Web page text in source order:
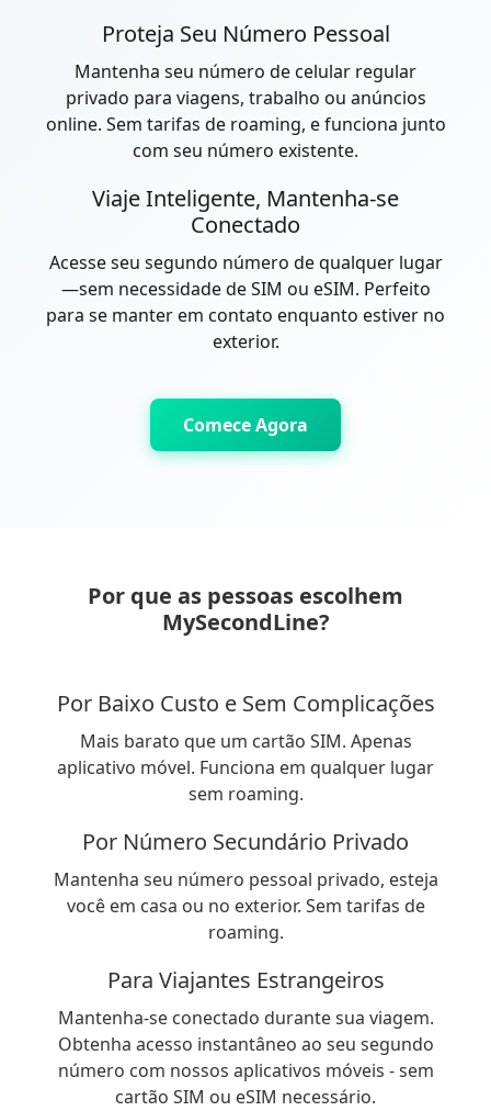
Proteja Seu Número Pessoal
Mantenha seu número de celular regular
privado para viagens, trabalho ou anúncios
online. Sem tarifas de roaming, e funciona junto
com seu número existente.
Viaje Inteligente, Mantenha-se
Conectado
Acesse seu segundo número de qualquer lugar
—sem necessidade de SIM ou eSIM. Perfeito
para se manter em contato enquanto estiver no
exterior.
Comece Agora
Por que as pessoas escolhem
MySecondLine?
Por Baixo Custo e Sem Complicações
Mais barato que um cartão SIM. Apenas
aplicativo móvel. Funciona em qualquer lugar
sem roaming.
Por Número Secundário Privado
Mantenha seu número pessoal privado, esteja
você em casa ou no exterior. Sem tarifas de
roaming.
Para Viajantes Estrangeiros
Mantenha-se conectado durante sua viagem.
Obtenha acesso instantâneo ao seu segundo
número com nossos aplicativos móveis - sem
cartão SIM ou eSIM necessário.